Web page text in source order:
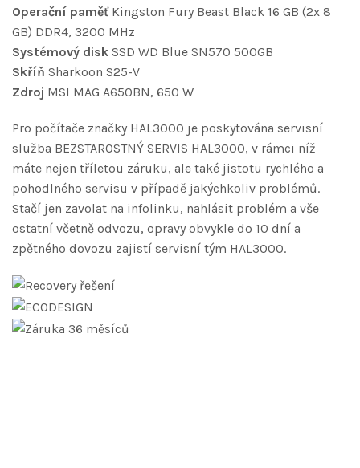
Operační paměť Kingston Fury Beast Black 16 GB (2x 8
GB) DDR4, 3200 MHz
Systémový disk SSD WD Blue SN570 500GB
Skříň Sharkoon S25-V
Zdroj MSI MAG A650BN, 650 W
Pro počítače značky HAL3000 je poskytována servisní
služba BEZSTAROSTNÝ SERVIS HAL3000, v rámci níž
máte nejen tříletou záruku, ale také jistotu rychlého a
pohodlného servisu v případě jakýchkoliv problémů.
Stačí jen zavolat na infolinku, nahlásit problém a vše
ostatní včetně odvozu, opravy obvykle do 10 dní a
zpětného dovozu zajistí servisní tým HAL3000.